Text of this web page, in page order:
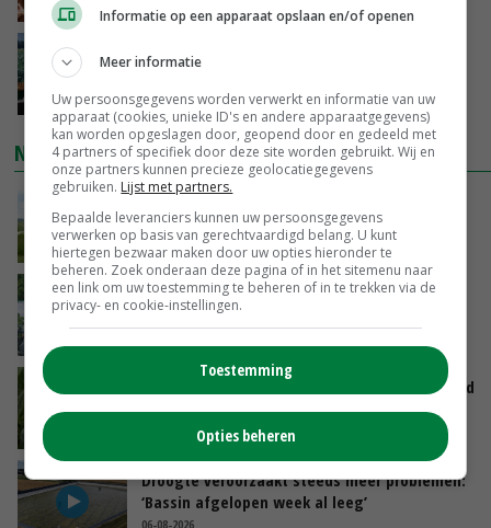
‘Cijfer jezelf niet weg en doe vooral ook waar
GISTEREN, 13:31
NIEUWSTE VIDEO'S
POAH!: John Deere 7730
GISTEREN, 10:00
Oekraïne-vlogger Kees Huizinga: ‘Bezoek van
de ambassade mag zelf groente plukken’
Limburgse mais van Frijns doet het verrassend
goed
Droogte veroorzaakt steeds meer problemen:
‘Bassin afgelopen week al leeg’
06-08-2026
Informatie op een apparaat opslaan en/of openen
Meer informatie
Uw persoonsgegevens worden verwerkt en informatie van uw
apparaat (cookies, unieke ID's en andere apparaatgegevens)
kan worden opgeslagen door, geopend door en gedeeld met
4 partners of specifiek door deze site worden gebruikt. Wij en
onze partners kunnen precieze geolocatiegegevens
gebruiken. Lijst met partners.
Bepaalde leveranciers kunnen uw persoonsgegevens
verwerken op basis van gerechtvaardigd belang. U kunt
hiertegen bezwaar maken door uw opties hieronder te
beheren. Zoek onderaan deze pagina of in het sitemenu naar
een link om uw toestemming te beheren of in te trekken via de
privacy- en cookie-instellingen.
Toestemming
Opties beheren